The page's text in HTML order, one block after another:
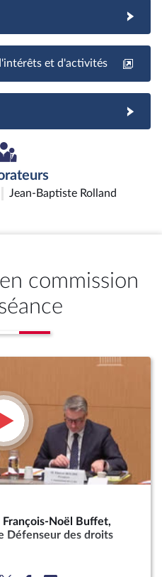
et d'activités
Jean-Baptiste Rolland
commission
François-Noël Buffet,
Défenseur des droits